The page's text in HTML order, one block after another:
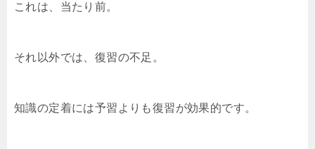
これは、当たり前。
それ以外では、復習の不足。
知識の定着には予習よりも復習が効果的です。